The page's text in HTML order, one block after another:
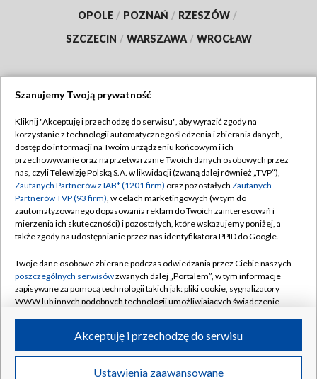
OPOLE / POZNAŃ / RZESZÓW /
SZCZECIN / WARSZAWA / WROCŁAW
TVP
Abonament TVP
Emisja w TVP
Centrum informacji TVP
Naziemna Telewizja Cyfrowa
Rada Programowa
System NOS
Informacje o nadawcy
Program dla prasy
Regulamin TVP
Polityka prywatności
Moje zgody
Pomoc
Kontakt
Kanały
©2026 Telewizja Polska S.A. w likwidacji
Szanujemy Twoją prywatność
Kliknij "Akceptuję i przechodzę do serwisu", aby wyrazić zgody na
korzystanie z technologii automatycznego śledzenia i zbierania danych,
dostęp do informacji na Twoim urządzeniu końcowym i ich
przechowywanie oraz na przetwarzanie Twoich danych osobowych przez
nas, czyli Telewizję Polską S.A. w likwidacji (zwaną dalej również „TVP”),
Zaufanych Partnerów z IAB* (1201 firm) oraz pozostałych Zaufanych
Partnerów TVP (93 firm), w celach marketingowych (w tym do
zautomatyzowanego dopasowania reklam do Twoich zainteresowań i
mierzenia ich skuteczności) i pozostałych, które wskazujemy poniżej, a
także zgody na udostępnianie przez nas identyfikatora PPID do Google.
Twoje dane osobowe zbierane podczas odwiedzania przez Ciebie naszych
poszczególnych serwisówzwanych dalej „Portalem”, w tym informacje
zapisywane za pomocą technologii takich jak: pliki cookie, sygnalizatory
WWW lub innych podobnych technologii umożliwiających świadczenie
ruchu w Internecie.
Twoje dane osobowe zbierane podczas odwiedzania przez Ciebie
Ustawienia zaawansowane
Akceptuję i przechodzę do serwisu